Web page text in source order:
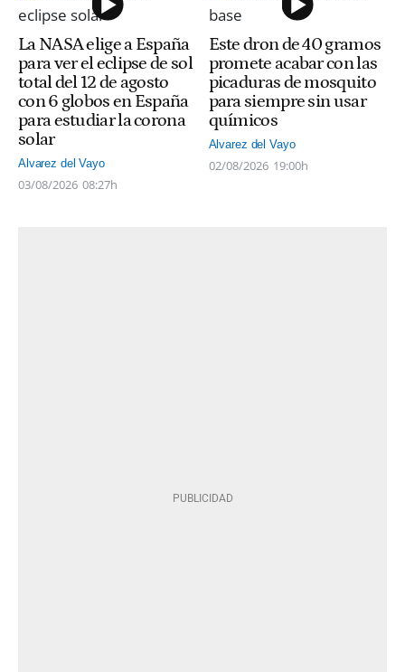
La NASA elige a España
para ver el eclipse de sol
total del 12 de agosto
con 6 globos en España
para estudiar la corona
solar
Alvarez del Vayo
03/08/2026 08:27h
Este dron de 40 gramos
promete acabar con las
picaduras de mosquito
para siempre sin usar
químicos
Alvarez del Vayo
02/08/2026 19:00h